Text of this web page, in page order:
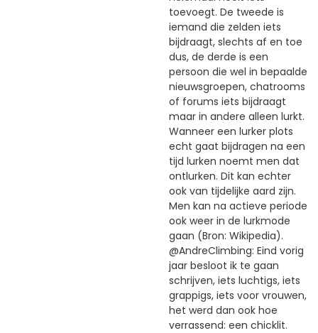
toevoegt. De tweede is
iemand die zelden iets
bijdraagt, slechts af en toe
dus, de derde is een
persoon die wel in bepaalde
nieuwsgroepen, chatrooms
of forums iets bijdraagt
maar in andere alleen lurkt.
Wanneer een lurker plots
echt gaat bijdragen na een
tijd lurken noemt men dat
ontlurken. Dit kan echter
ook van tijdelijke aard zijn.
Men kan na actieve periode
ook weer in de lurkmode
gaan (Bron: Wikipedia).
@AndreClimbing: Eind vorig
jaar besloot ik te gaan
schrijven, iets luchtigs, iets
grappigs, iets voor vrouwen,
het werd dan ook hoe
verrassend: een chicklit.